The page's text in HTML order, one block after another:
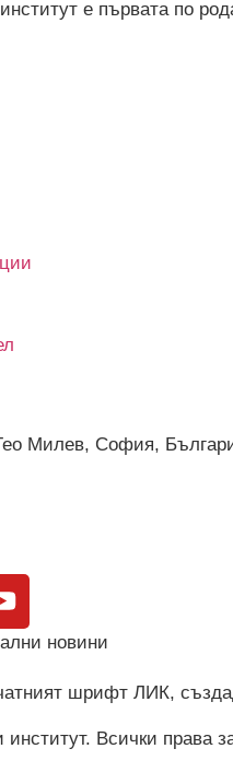
е първата по
Милев, София,
новини
шрифт ЛИК,
Всички права